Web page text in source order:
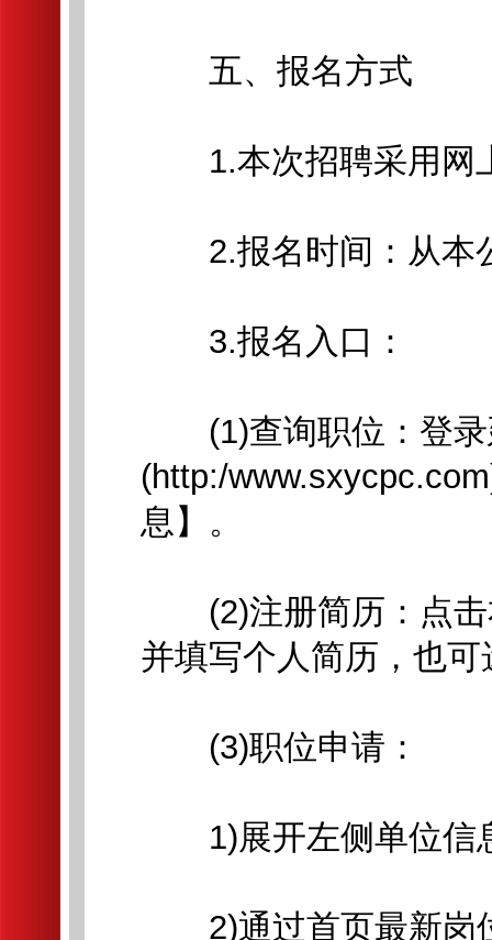
五、报名方式
1.本次招聘采用网
2.报名时间：从本
3.报名入口：
(1)查询职位：登录
(http:/
息】。
(2)注册简历：点击
并填写个人简历，也
(3)职位申请：
1)展开左侧单位信
2)通过首页最新岗